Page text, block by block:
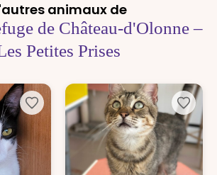
animaux de
de Château-d'Olonne –
Petites Prises